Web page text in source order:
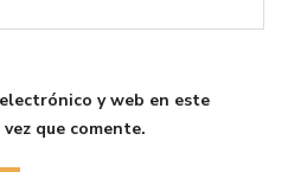
y web en este
que comente.